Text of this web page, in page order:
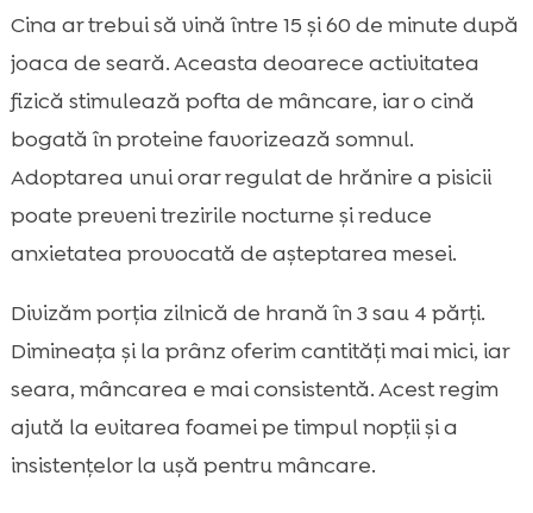
Cina ar trebui să vină între 15 și 60 de minute după
joaca de seară. Aceasta deoarece activitatea
fizică stimulează pofta de mâncare, iar o cină
bogată în proteine favorizează somnul.
Adoptarea unui orar regulat de hrănire a pisicii
poate preveni trezirile nocturne și reduce
anxietatea provocată de așteptarea mesei.
Divizăm porția zilnică de hrană în 3 sau 4 părți.
Dimineața și la prânz oferim cantități mai mici, iar
seara, mâncarea e mai consistentă. Acest regim
ajută la evitarea foamei pe timpul nopții și a
insistențelor la ușă pentru mâncare.